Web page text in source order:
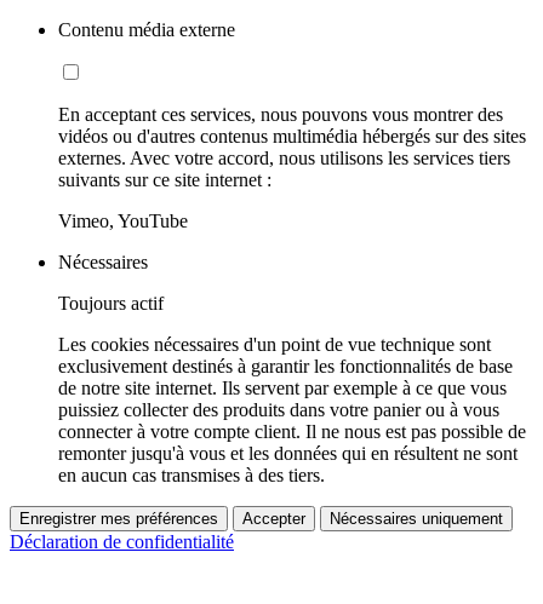
Contenu média externe
En acceptant ces services, nous pouvons vous montrer des
vidéos ou d'autres contenus multimédia hébergés sur des sites
externes. Avec votre accord, nous utilisons les services tiers
suivants sur ce site internet :
Vimeo, YouTube
Nécessaires
Toujours actif
Les cookies nécessaires d'un point de vue technique sont
exclusivement destinés à garantir les fonctionnalités de base
de notre site internet. Ils servent par exemple à ce que vous
puissiez collecter des produits dans votre panier ou à vous
connecter à votre compte client. Il ne nous est pas possible de
remonter jusqu'à vous et les données qui en résultent ne sont
en aucun cas transmises à des tiers.
Enregistrer mes préférences Accepter Nécessaires uniquement
Déclaration de confidentialité